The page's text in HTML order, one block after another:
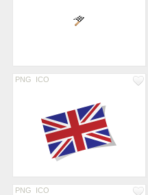
PNG ICO
PNG ICO